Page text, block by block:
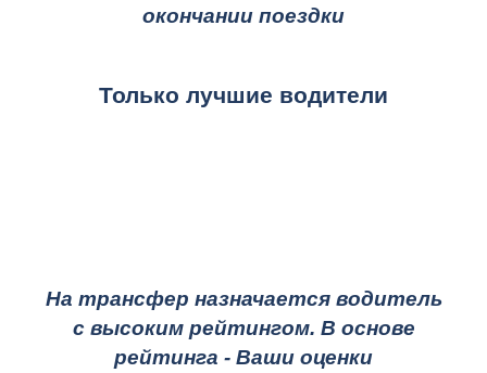
окончании поездки
Только лучшие водители
На трансфер назначается водитель
с высоким рейтингом. В основе
рейтинга - Ваши оценки